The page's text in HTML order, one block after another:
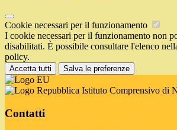
Cookie necessari per il funzionamento
I cookie necessari per il funzionamento non
disabilitati. È possibile consultare l'elenco
policy.
Accetta tutti Salva le preferenze
Istituto Comprensivo di
Contatti